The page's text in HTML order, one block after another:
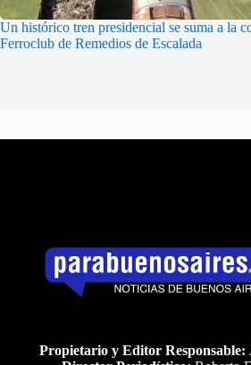
Un histórico tren presidencial se suma a la
Ferroclub de Remedios de Escalada
Propietario y Editor Responsable: